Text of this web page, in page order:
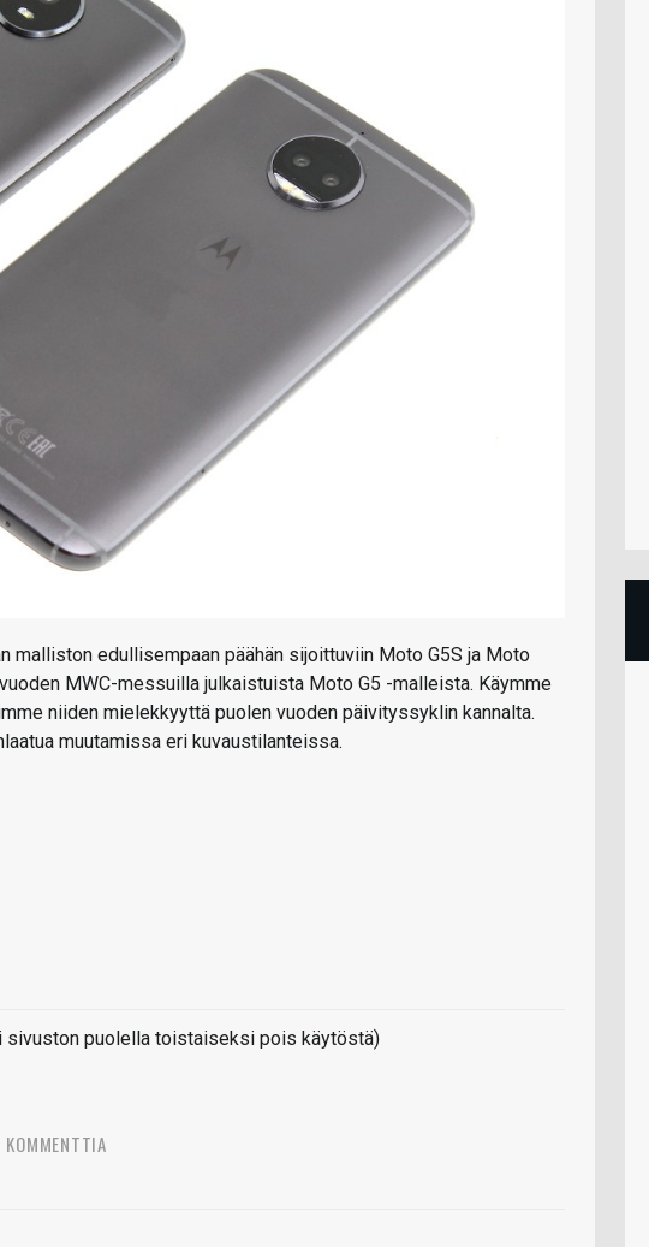
edullisempaan päähän sijoittuviin Moto G5S ja Moto
MWC-messuilla julkaistuista Moto G5 -malleista. Käymme
niiden mielekkyyttä puolen vuoden päivityssyklin kannalta.
muutamissa eri kuvaustilanteissa.
sivuston puolella toistaiseksi pois käytöstä)